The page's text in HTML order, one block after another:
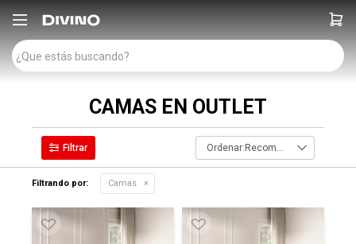

CAMAS EN OUTLET
Recomendados
Filtrando por: Camas